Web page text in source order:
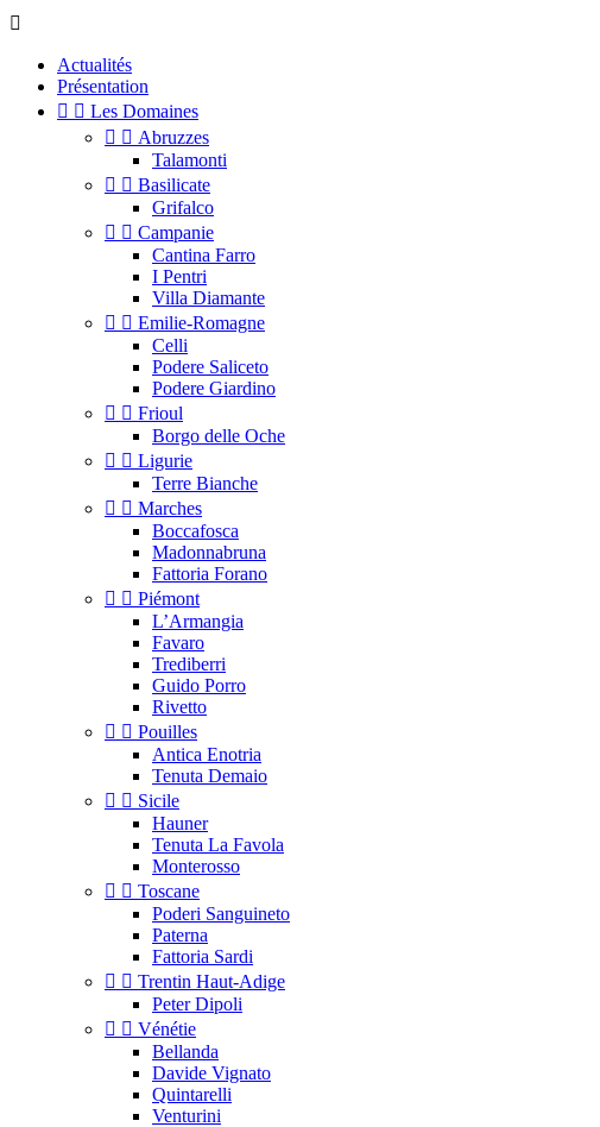

Actualités
Présentation
  Les Domaines
  Abruzzes
Talamonti
  Basilicate
Grifalco
  Campanie
Cantina Farro
I Pentri
Villa Diamante
  Emilie-Romagne
Celli
Podere Saliceto
Podere Giardino
  Frioul
Borgo delle Oche
  Ligurie
Terre Bianche
  Marches
Boccafosca
Madonnabruna
Fattoria Forano
  Piémont
L’Armangia
Favaro
Trediberri
Guido Porro
Rivetto
  Pouilles
Antica Enotria
Tenuta Demaio
  Sicile
Hauner
Tenuta La Favola
Monterosso
  Toscane
Poderi Sanguineto
Paterna
Fattoria Sardi
  Trentin Haut-Adige
Peter Dipoli
  Vénétie
Bellanda
Davide Vignato
Quintarelli
Venturini